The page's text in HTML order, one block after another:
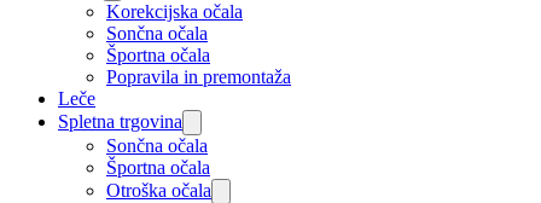
Korekcijska očala
Sončna očala
Športna očala
Popravila in premontaža
Leče
Spletna trgovina
Sončna očala
Športna očala
Otroška očala